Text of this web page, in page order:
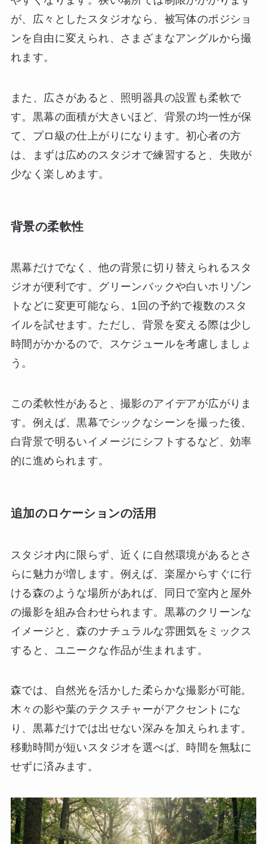
が、広々としたスタジオなら、被写体のポジショ
ンを自由に変えられ、さまざまなアングルから撮
れます。
また、広さがあると、照明器具の設置も柔軟で
す。黒幕の面積が大きいほど、背景の均一性が保
て、プロ級の仕上がりになります。初心者の方
は、まずは広めのスタジオで練習すると、失敗が
少なく楽しめます。
背景の柔軟性
黒幕だけでなく、他の背景に切り替えられるスタ
ジオが便利です。グリーンバックや白いホリゾン
トなどに変更可能なら、1回の予約で複数のスタ
イルを試せます。ただし、背景を変える際は少し
時間がかかるので、スケジュールを考慮しましょ
う。
この柔軟性があると、撮影のアイデアが広がりま
す。例えば、黒幕でシックなシーンを撮った後、
白背景で明るいイメージにシフトするなど、効率
的に進められます。
追加のロケーションの活用
スタジオ内に限らず、近くに自然環境があるとさ
らに魅力が増します。例えば、楽屋からすぐに行
ける森のような場所があれば、同日で室内と屋外
の撮影を組み合わせられます。黒幕のクリーンな
イメージと、森のナチュラルな雰囲気をミックス
すると、ユニークな作品が生まれます。
森では、自然光を活かした柔らかな撮影が可能。
木々の影や葉のテクスチャーがアクセントにな
り、黒幕だけでは出せない深みを加えられます。
移動時間が短いスタジオを選べば、時間を無駄に
せずに済みます。